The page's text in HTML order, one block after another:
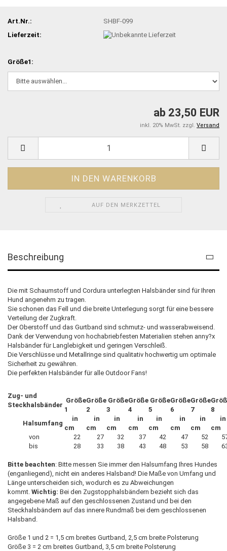
Art.Nr.:
SHBF-099
Lieferzeit:
Größe1:
ab 23,50 EUR
inkl. 20% MwSt. zzgl. Versand
AUF DEN MERKZETTEL
Beschreibung
Die mit Schaumstoff und Cordura unterlegten Halsbänder sind für Ihren
Hund angenehm zu tragen.
Sie schonen das Fell und die breite Unterlegung sorgt für eine bessere
Verteilung der Zugkraft.
Der Oberstoff und das Gurtband sind schmutz- und wasserabweisend.
Dank der Verwendung von hochabriebfesten Materialien stehen anny?x
Halsbänder für Langlebigkeit und geringen Verschleiß.
Die Verschlüsse und Metallringe sind qualitativ hochwertig um optimale
Sicherheit zu gewähren.
Die perfekten Halsbänder für alle Outdoor Fans!
Zug- und
Steckhalsbänder
Größe
1
Größe
2
Größe
3
Größe
4
Größe
5
Größe
6
Größe
7
8
Halsumfang
in
cm
in
cm
in
cm
in
cm
in
cm
in
cm
in
cm
in
cm
von
22 27 32 37 42 47 52
bis
28 33 38 43 48 53 58
Bitte beachten: Bitte messen Sie immer den Halsumfang Ihres Hundes
(enganliegend), nicht ein anderes Halsband! Die Maße von Umfang und
Länge unterscheiden sich, wodurch es zu Abweichungen
kommt. Wichtig: Bei den Zugstopphalsbändern bezieht sich das
angegebene Maß auf den geschlossenen Zustand und bei den
Steckhalsbändern auf das innere Rundmaß bei dem geschlossenen
Halsband.
Größe 1 und 2 = 1,5 cm breites Gurtband, 2,5 cm breite Polsterung
Größe 3 = 2 cm breites Gurtband, 3,5 cm breite Polsterung